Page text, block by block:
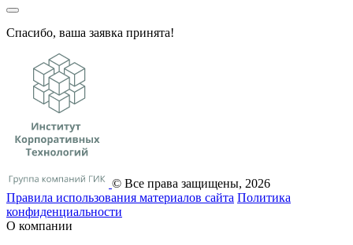
Спасибо, ваша заявка принята!
© Все права защищены, 2026
Правила использования материалов сайта Политика
конфиденциальности
О компании